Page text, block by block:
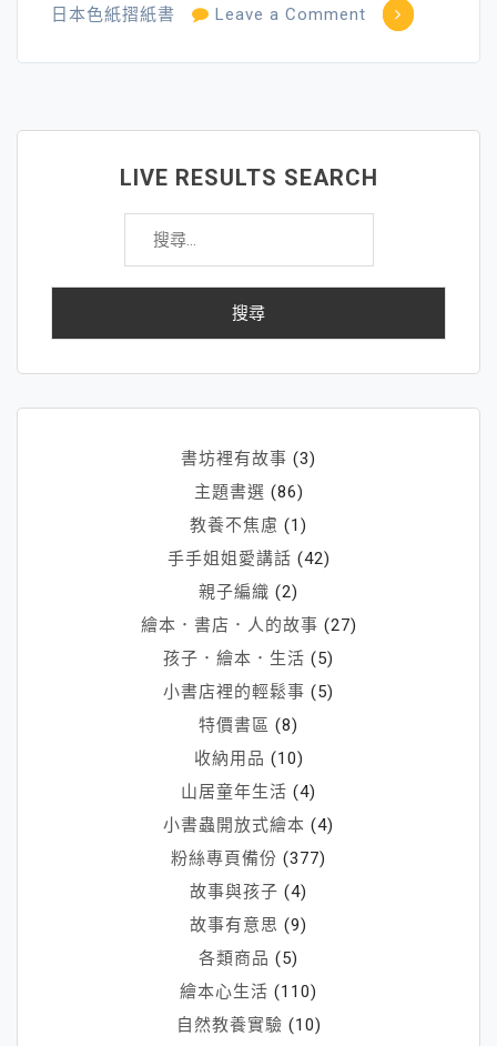
日本色紙摺紙書
Leave a Comment on
最
宜
且
單
LIVE RESULTS SEARCH
搜
關
書坊裡有故事 (3)
主題書選 (86)
教養不焦慮 (1)
手手姐姐愛講話 (42)
親子編織 (2)
繪本．書店．人的故事 (27)
孩子．繪本．生活 (5)
小書店裡的輕鬆事 (5)
特價書區 (8)
收納用品 (10)
山居童年生活 (4)
小書蟲開放式繪本 (4)
粉絲專頁備份 (377)
故事與孩子 (4)
故事有意思 (9)
各類商品 (5)
繪本心生活 (110)
自然教養實驗 (10)